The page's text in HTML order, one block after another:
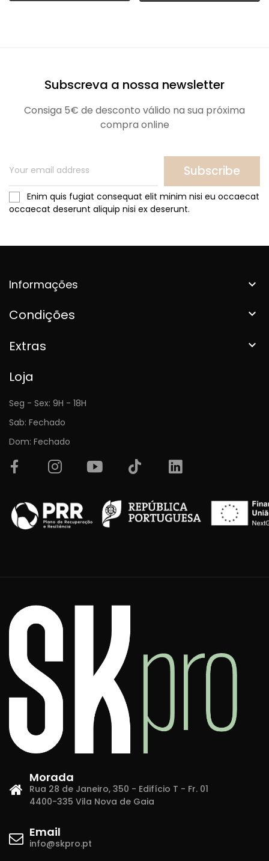
Subscreva a nossa newsletter
Consiga 5€ de desconto válido na sua próxima
compra online
Subscribe
Enim quis fugiat consequat elit minim nisi eu occaecat
occaecat deserunt aliquip nisi ex deserunt.
Informações 
Condições 
Extras 
Loja
Seg - Sex: 9H - 18H
Sab: Fechado
Dom: Fechado
Morada
Rua 28 de Janeiro, 350 - Edifício T - Fr. 01
4400-335 Vila Nova de Gaia
Email
info@skpro.pt